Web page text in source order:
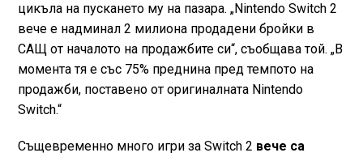
цикъла на пускането му на пазара. „Nintendo Switch 2
вече е надминал 2 милиона продадени бройки в
САЩ от началото на продажбите си“, съобщава той. „В
момента тя е със 75% преднина пред темпото на
продажби, поставено от оригиналната Nintendo
Switch.“
Същевременно много игри за Switch 2 вече са